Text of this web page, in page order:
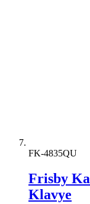
FK-4835QU
Frisby
Klavye